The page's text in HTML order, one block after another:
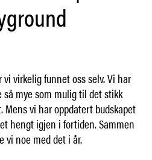
virkelig funnet oss selv. Vi har
mye som mulig til det stikk
Mens vi har oppdatert budskapet
hengt igjen i fortiden. Sammen
vi noe med det i år.